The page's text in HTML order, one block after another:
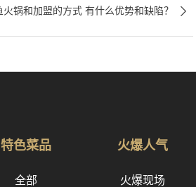

火锅和加盟的方式 有什么优势和缺陷？
特色菜品
全部
火爆人气
火爆现场